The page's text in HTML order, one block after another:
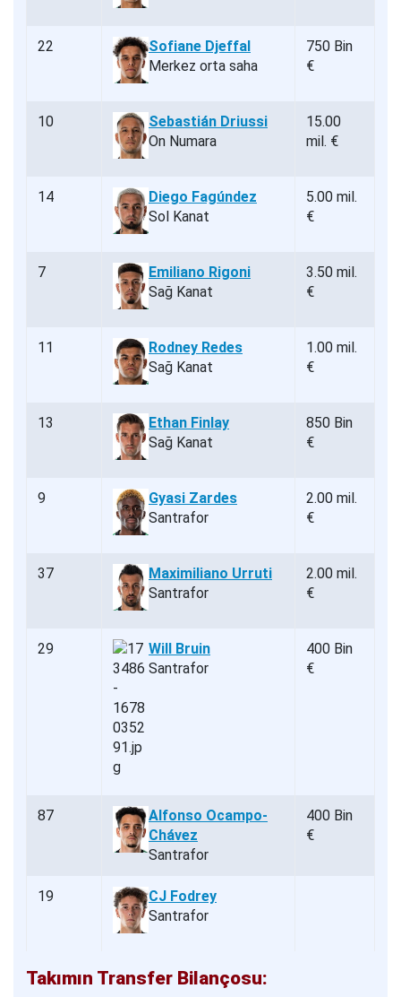
22
Sofiane Djeffal
Merkez orta saha
750 Bin
€
10
Sebastián Driussi
On Numara
15.00
mil. €
14
Diego Fagúndez
Sol Kanat
5.00 mil.
€
7
Emiliano Rigoni
Sağ Kanat
3.50 mil.
€
11
Rodney Redes
Sağ Kanat
1.00 mil.
€
13
Ethan Finlay
Sağ Kanat
850 Bin
€
9
Gyasi Zardes
Santrafor
2.00 mil.
€
37
Maximiliano Urruti
Santrafor
2.00 mil.
€
29
Will Bruin
Santrafor
400 Bin
€
87
Alfonso Ocampo-
Chávez
Santrafor
400 Bin
€
19
CJ Fodrey
Santrafor
Takımın Transfer Bilançosu: